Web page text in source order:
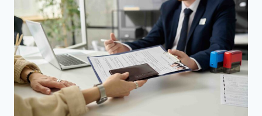
RIGHT
FOR
YOU?